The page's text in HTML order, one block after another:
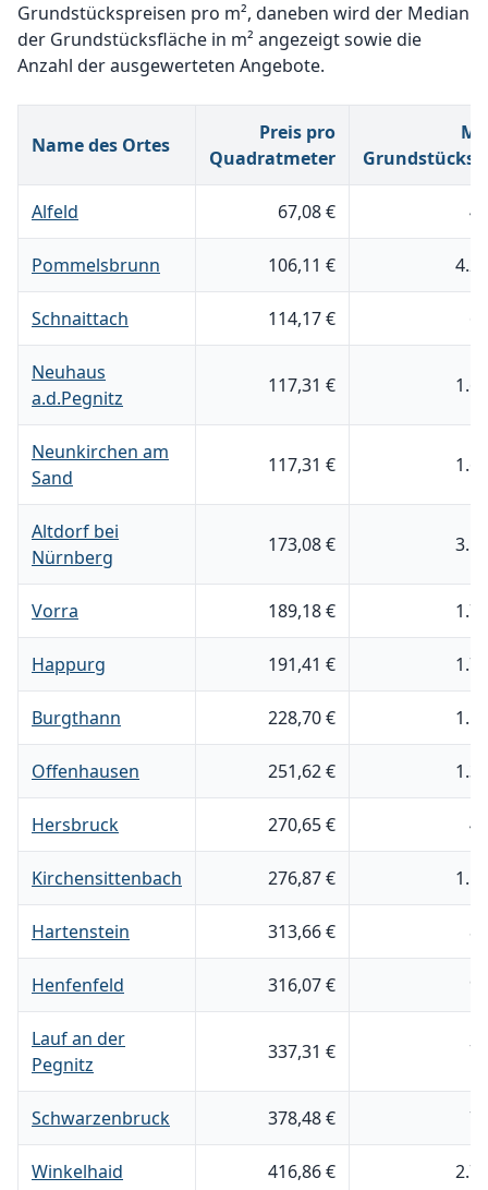
Grundstückspreisen pro m², daneben wird der Median
der Grundstücksfläche in m² angezeigt sowie die
Anzahl der ausgewerteten Angebote.
Name des Ortes
Preis pro
Quadratmeter
Alfeld 67,08 €
Pommelsbrunn 106,11 €
Schnaittach 114,17 €
Neuhaus
a.d.Pegnitz
117,31 €
Neunkirchen am
Sand
117,31 €
Altdorf bei
Nürnberg
173,08 €
Vorra 189,18 €
Happurg 191,41 €
Burgthann 228,70 €
Offenhausen 251,62 €
Hersbruck 270,65 €
Kirchensittenbach 276,87 €
Hartenstein 313,66 €
Henfenfeld 316,07 €
Lauf an der
Pegnitz
337,31 €
Schwarzenbruck 378,48 €
Winkelhaid 416,86 €